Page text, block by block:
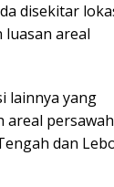
disekitar
luasan areal
lainnya yang
areal
dan